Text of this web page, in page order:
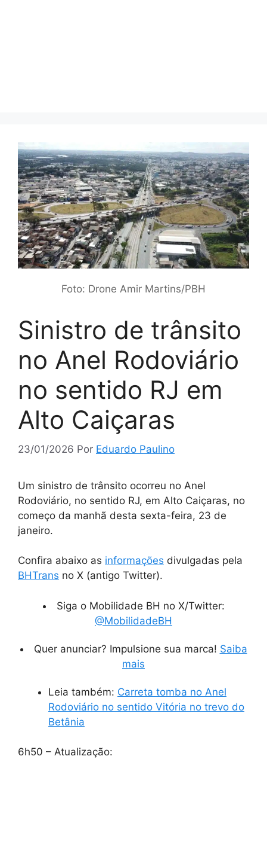
Foto: Drone Amir Martins/PBH
Sinistro de trânsito
no Anel Rodoviário
no sentido RJ em
Alto Caiçaras
23/01/2026 Por Eduardo Paulino
Um sinistro de trânsito ocorreu no Anel
Rodoviário, no sentido RJ, em Alto Caiçaras, no
começo da manhã desta sexta-feira, 23 de
janeiro.
Confira abaixo as informações divulgadas pela
BHTrans no X (antigo Twitter).
Siga o Mobilidade BH no X/Twitter:
@MobilidadeBH
Quer anunciar? Impulsione sua marca! Saiba
mais
Leia também: Carreta tomba no Anel
Rodoviário no sentido Vitória no trevo do
Betânia
6h50 – Atualização: